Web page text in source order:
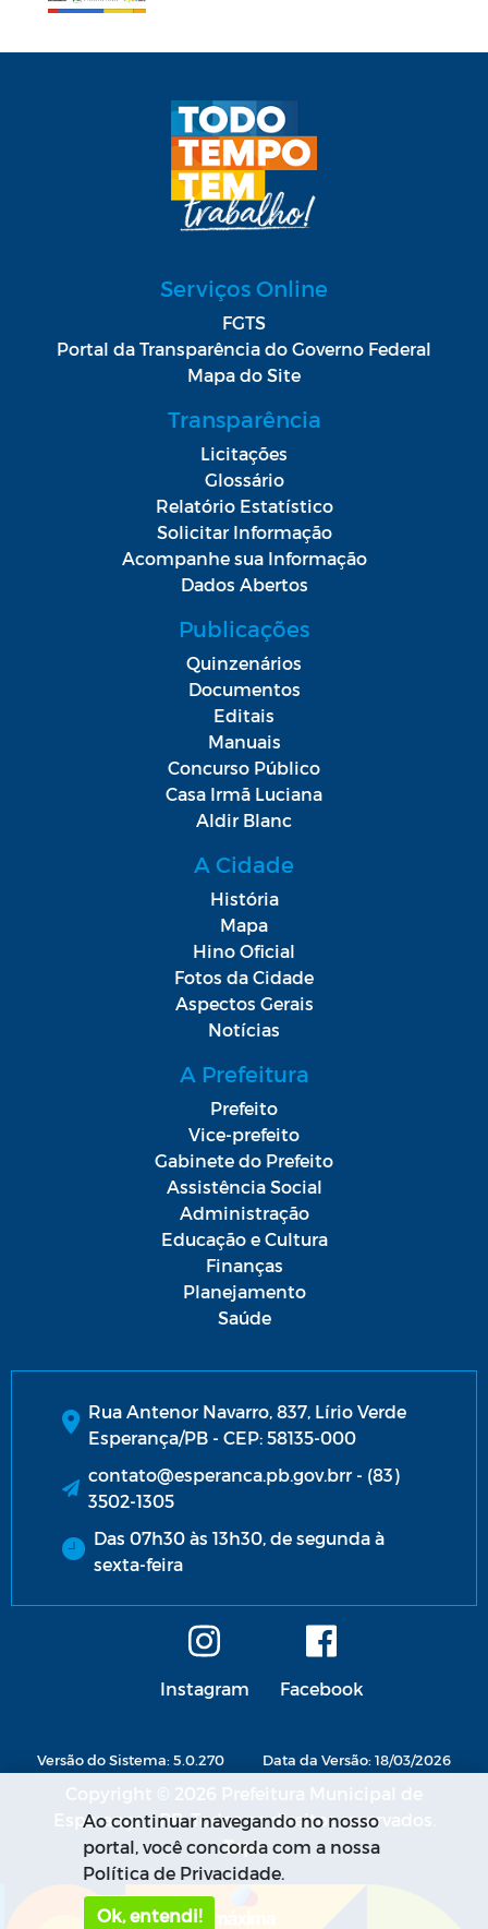
Serviços Online
FGTS
Portal da Transparência do Governo Federal
Mapa do Site
Transparência
Licitações
Glossário
Relatório Estatístico
Solicitar Informação
Acompanhe sua Informação
Dados Abertos
Publicações
Quinzenários
Documentos
Editais
Manuais
Concurso Público
Casa Irmã Luciana
Aldir Blanc
A Cidade
História
Mapa
Hino Oficial
Fotos da Cidade
Aspectos Gerais
Notícias
A Prefeitura
Prefeito
Vice-prefeito
Gabinete do Prefeito
Assistência Social
Administração
Educação e Cultura
Finanças
Planejamento
Saúde
Rua Antenor Navarro, 837, Lírio Verde
Esperança/PB - CEP: 58135-000
contato@esperanca.pb.gov.brr - (83)
3502-1305
Das 07h30 às 13h30, de segunda à
sexta-feira
Instagram Facebook
Versão do Sistema: 5.0.270 Data da Versão: 18/03/2026
Copyright © 2026 Prefeitura Municipal de
Esperança - PB. Todos os direitos reservados.
Ao continuar navegando no nosso
portal, você concorda com a nossa
Política de Privacidade.
Ok, entendi!